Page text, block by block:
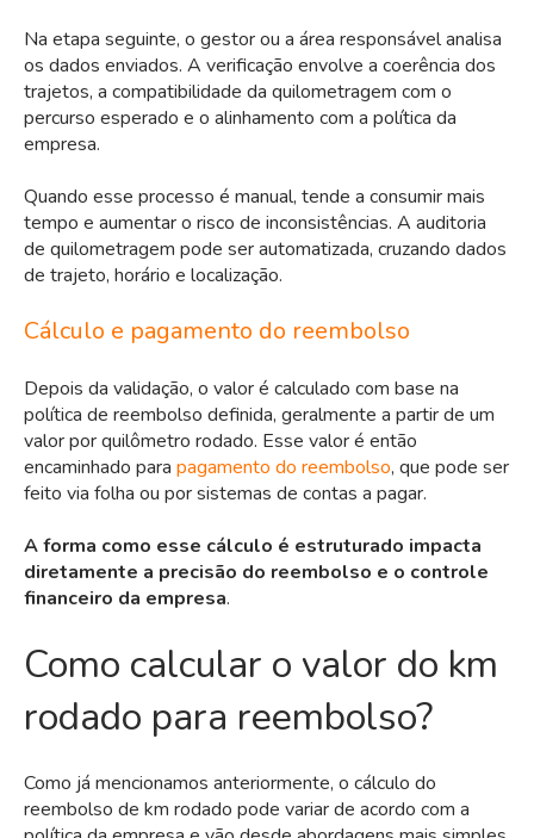
Na etapa seguinte, o gestor ou a área responsável analisa
os dados enviados. A verificação envolve a coerência dos
trajetos, a compatibilidade da quilometragem com o
percurso esperado e o alinhamento com a política da
empresa.
Quando esse processo é manual, tende a consumir mais
tempo e aumentar o risco de inconsistências. A auditoria
de quilometragem pode ser automatizada, cruzando dados
de trajeto, horário e localização.
Cálculo e pagamento do reembolso
Depois da validação, o valor é calculado com base na
política de reembolso definida, geralmente a partir de um
valor por quilômetro rodado. Esse valor é então
encaminhado para pagamento do reembolso, que pode ser
feito via folha ou por sistemas de contas a pagar.
A forma como esse cálculo é estruturado impacta
diretamente a precisão do reembolso e o controle
financeiro da empresa.
Como calcular o valor do km
rodado para reembolso?
Como já mencionamos anteriormente, o cálculo do
reembolso de km rodado pode variar de acordo com a